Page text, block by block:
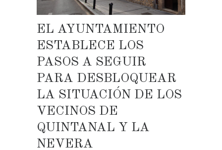
EL AYUNTAMIENTO
ESTABLECE LOS
PASOS A SEGUIR
PARA DESBLOQUEAR
LA SITUACIÓN DE LOS
VECINOS DE
QUINTANAL Y LA
NEVERA